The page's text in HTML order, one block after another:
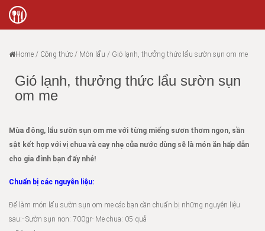
Home / Công thức / Món lẩu / Gió lạnh, thưởng thức lẩu sườn sụn om me
Gió lạnh, thưởng thức lẩu sườn sụn
om me
Mùa đông, lẩu sườn sụn om me với từng miếng sươn thơm ngon, sần
sật kết hợp với vị chua và cay nhẹ của nước dùng sẽ là món ăn hấp dẫn
cho gia đình bạn đấy nhé!
Chuẩn bị các nguyên liệu:
Để làm món lẩu sườn sụn om me các bạn cần chuẩn bị những nguyên liệu
sau:- Sườn sụn non: 700gr- Me chua: 05 quả